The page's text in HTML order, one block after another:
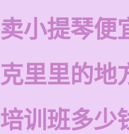
小提琴便
里里的地
训班多少